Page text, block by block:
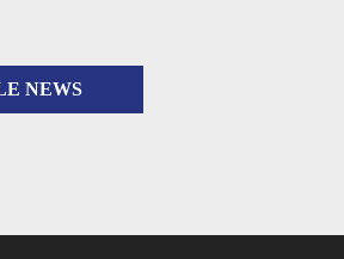
NEWS